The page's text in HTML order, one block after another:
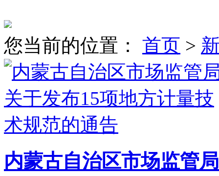
您当前的位置： 首页 >
内蒙古自治区市场监管